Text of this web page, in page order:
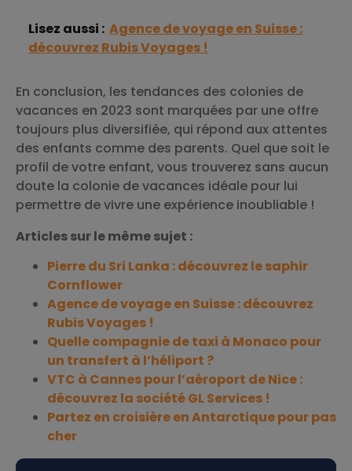
Lisez aussi : Agence de voyage en Suisse :
découvrez Rubis Voyages !
En conclusion, les tendances des colonies de
vacances en 2023 sont marquées par une offre
toujours plus diversifiée, qui répond aux attentes
des enfants comme des parents. Quel que soit le
profil de votre enfant, vous trouverez sans aucun
doute la colonie de vacances idéale pour lui
permettre de vivre une expérience inoubliable !
Articles sur le même sujet :
Pierre du Sri Lanka : découvrez le saphir
Cornflower
Agence de voyage en Suisse : découvrez
Rubis Voyages !
Quelle compagnie de taxi à Monaco pour
un transfert à l’héliport ?
VTC à Cannes pour l’aéroport de Nice :
découvrez la société GL Services !
Partez en croisière en Antarctique pour pas
cher